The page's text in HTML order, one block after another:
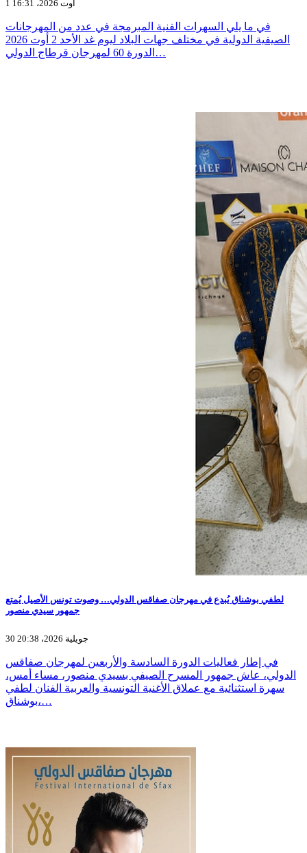
1 أوت 2026، 16:31
في ما يلي السهرات الفنية المبرمجة في عدد من المهرجانات
الصيفية الدولية في مختلف جهات البلاد ليوم غد الأحد 2 أوت 2026
الدورة 60 لمهرجان قرطاج الدولي…
لطفي بوشناق يُبدع في مهرجان صفاقس الدولي… وصوت تونس الأصيل يُمتع
جمهور سيدي منصور
30 جويلية 2026، 20:38
في إطار فعاليات الدورة السادسة والأربعين لمهرجان صفاقس
الدولي، عاش جمهور المسرح الصيفي بسيدي منصور، مساء أمس،
سهرة استثنائية مع عملاق الأغنية التونسية والعربية الفنان لطفي
بوشناق،…